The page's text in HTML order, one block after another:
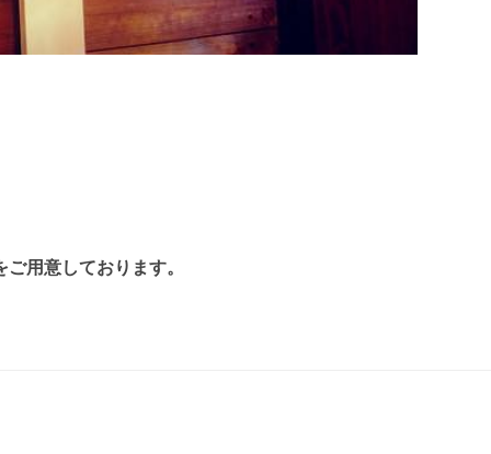
用意しております。